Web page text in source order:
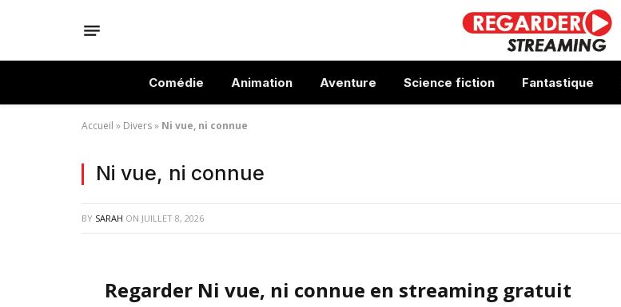
Comédie Animation Aventure Science fiction Fantastique
Accueil » Divers» Ni vue, ni connue
Ni vue, ni connue
BY SARAH ON JUILLET 8, 2026
Regarder Ni vue, ni connue en streaming gratuit